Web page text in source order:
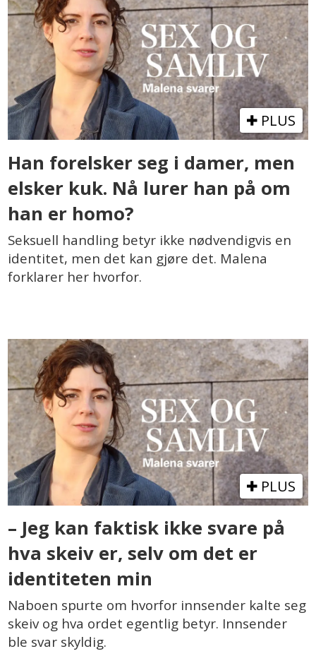
PLUS
Han forelsker seg i damer, men
elsker kuk. Nå lurer han på om
han er homo?
Seksuell handling betyr ikke nødvendigvis en
identitet, men det kan gjøre det. Malena
forklarer her hvorfor.
PLUS
– Jeg kan faktisk ikke svare på
hva skeiv er, selv om det er
identiteten min
Naboen spurte om hvorfor innsender kalte seg
skeiv og hva ordet egentlig betyr. Innsender
ble svar skyldig.